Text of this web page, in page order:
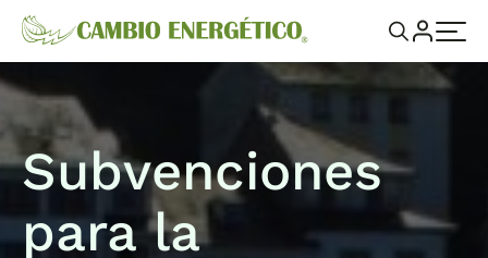
Subvenciones
para la